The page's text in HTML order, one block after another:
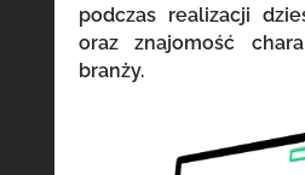
podczas realizacji
oraz znajomość
branży.